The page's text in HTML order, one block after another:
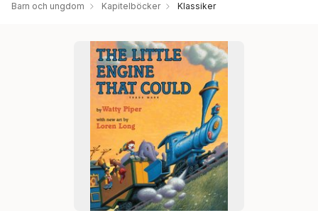
Barn och ungdom Kapitelböcker Klassiker